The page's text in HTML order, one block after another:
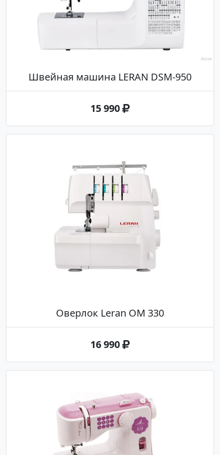
Швейная машина LERAN DSM-950
15 990
Оверлок Leran OM 330
16 990